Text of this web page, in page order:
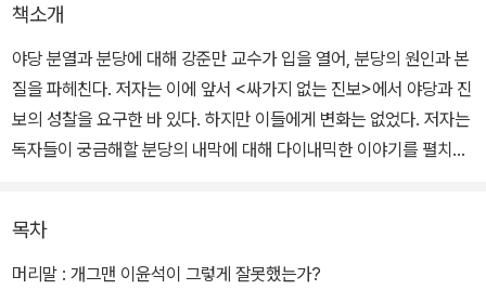
책소개
야당 분열과 분당에 대해 강준만 교수가 입을 열어, 분당의 원인과 본
질을 파헤친다. 저자는 이에 앞서 <싸가지 없는 진보>에서 야당과 진
보의 성찰을 요구한 바 있다. 하지만 이들에게 변화는 없었다. 저자는
독자들이 궁금해할 분당의 내막에 대해 다이내믹한 이야기를 펼치지
저자는 한국 정치의 고질적 폐단이자 야당 분당의 주된 원인으로 정
치의 종교화, 인물중심주의, 지도자 숭배를 거론한다. 정책과 이슈보
목차
머리말 : 개그맨 이윤석이 그렇게 잘못했는가?